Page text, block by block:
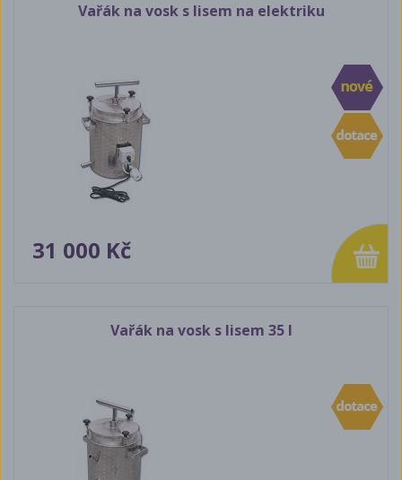
Vařák na vosk s lisem na elektriku
31 000 Kč
Vařák na vosk s lisem 35 l